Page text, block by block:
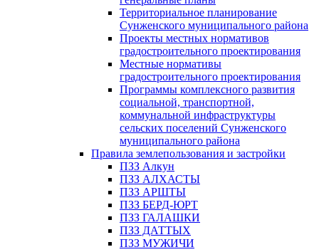
Территориальное планирование
Сунженского муниципального района
Проекты местных нормативов
градостроительного проектирования
Местные нормативы
градостроительного проектирования
Программы комплексного развития
социальной, транспортной,
коммунальной инфраструктуры
сельских поселений Сунженского
муниципального района
Правила землепользования и застройки
ПЗЗ Алкун
ПЗЗ АЛХАСТЫ
ПЗЗ АРШТЫ
ПЗЗ БЕРД-ЮРТ
ПЗЗ ГАЛАШКИ
ПЗЗ ДАТТЫХ
ПЗЗ МУЖИЧИ